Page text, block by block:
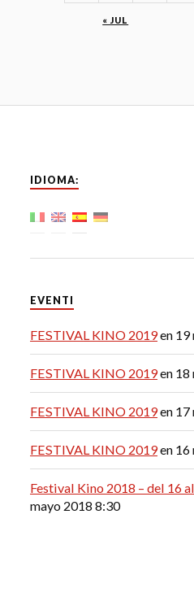
« JUL
IDIOMA:
EVENTI
FESTIVAL KINO 2019en 19
FESTIVAL KINO 2019en 18
FESTIVAL KINO 2019en 17
FESTIVAL KINO 2019en 16
Festival Kino 2018 – del 16
mayo 2018 8:30